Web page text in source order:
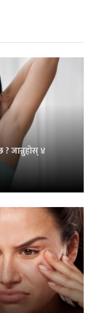
? जान्नुहोस् ४